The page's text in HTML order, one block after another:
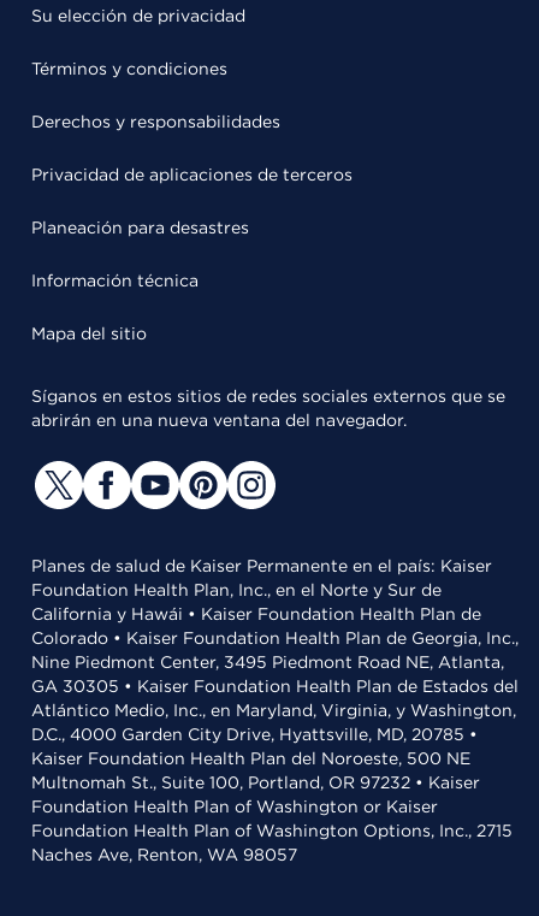
Su elección de privacidad
Términos y condiciones
Derechos y responsabilidades
Privacidad de aplicaciones de terceros
Planeación para desastres
Información técnica
Mapa del sitio
Síganos en estos sitios de redes sociales externos que se
abrirán en una nueva ventana del navegador.
Planes de salud de Kaiser Permanente en el país: Kaiser
Foundation Health Plan, Inc., en el Norte y Sur de
California y Hawái • Kaiser Foundation Health Plan de
Colorado • Kaiser Foundation Health Plan de Georgia, Inc.,
Nine Piedmont Center, 3495 Piedmont Road NE, Atlanta,
GA 30305 • Kaiser Foundation Health Plan de Estados del
Atlántico Medio, Inc., en Maryland, Virginia, y Washington,
D.C., 4000 Garden City Drive, Hyattsville, MD, 20785 •
Kaiser Foundation Health Plan del Noroeste, 500 NE
Multnomah St., Suite 100, Portland, OR 97232 • Kaiser
Foundation Health Plan of Washington or Kaiser
Foundation Health Plan of Washington Options, Inc., 2715
Naches Ave, Renton, WA 98057